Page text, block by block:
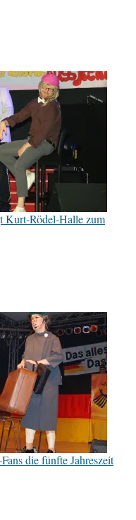
Kurt-Rödel-Halle zum
die fünfte Jahreszeit